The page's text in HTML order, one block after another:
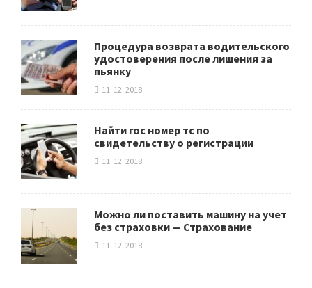
Процедура возврата водительского
удостоверения после лишения за
пьянку
11. 12. 2018
Найти гос номер тс по
свидетельству о регистрации
11. 12. 2018
Можно ли поставить машину на учет
без страховки — Страхование
11. 12. 2018